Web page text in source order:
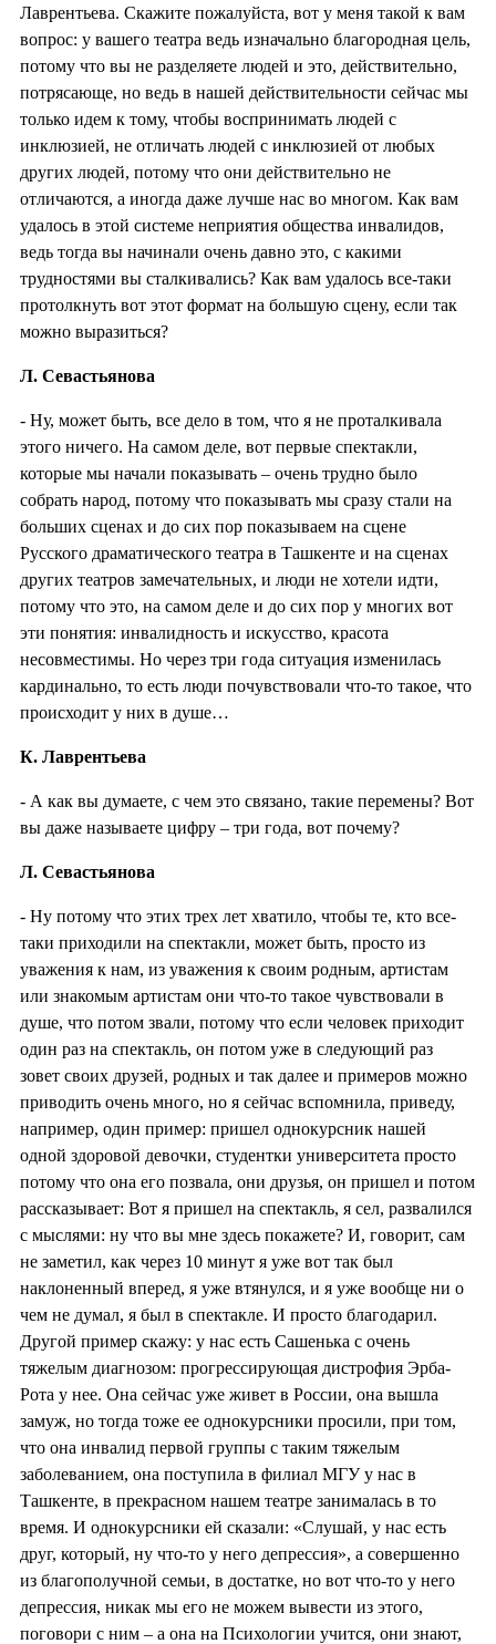
Лаврентьева. Скажите пожалуйста, вот у меня такой к вам
вопрос: у вашего театра ведь изначально благородная цель,
потому что вы не разделяете людей и это, действительно,
потрясающе, но ведь в нашей действительности сейчас мы
только идем к тому, чтобы воспринимать людей с
инклюзией, не отличать людей с инклюзией от любых
других людей, потому что они действительно не
отличаются, а иногда даже лучше нас во многом. Как вам
удалось в этой системе неприятия общества инвалидов,
ведь тогда вы начинали очень давно это, с какими
трудностями вы сталкивались? Как вам удалось все-таки
протолкнуть вот этот формат на большую сцену, если так
можно выразиться?
Л. Севастьянова
- Ну, может быть, все дело в том, что я не проталкивала
этого ничего. На самом деле, вот первые спектакли,
которые мы начали показывать – очень трудно было
собрать народ, потому что показывать мы сразу стали на
больших сценах и до сих пор показываем на сцене
Русского драматического театра в Ташкенте и на сценах
других театров замечательных, и люди не хотели идти,
потому что это, на самом деле и до сих пор у многих вот
эти понятия: инвалидность и искусство, красота
несовместимы. Но через три года ситуация изменилась
кардинально, то есть люди почувствовали что-то такое, что
происходит у них в душе…
К. Лаврентьева
- А как вы думаете, с чем это связано, такие перемены? Вот
вы даже называете цифру – три года, вот почему?
Л. Севастьянова
- Ну потому что этих трех лет хватило, чтобы те, кто все-
таки приходили на спектакли, может быть, просто из
уважения к нам, из уважения к своим родным, артистам
или знакомым артистам они что-то такое чувствовали в
душе, что потом звали, потому что если человек приходит
один раз на спектакль, он потом уже в следующий раз
зовет своих друзей, родных и так далее и примеров можно
приводить очень много, но я сейчас вспомнила, приведу,
например, один пример: пришел однокурсник нашей
одной здоровой девочки, студентки университета просто
потому что она его позвала, они друзья, он пришел и потом
рассказывает: Вот я пришел на спектакль, я сел, развалился
с мыслями: ну что вы мне здесь покажете? И, говорит, сам
не заметил, как через 10 минут я уже вот так был
наклоненный вперед, я уже втянулся, и я уже вообще ни о
чем не думал, я был в спектакле. И просто благодарил.
Другой пример скажу: у нас есть Сашенька с очень
тяжелым диагнозом: прогрессирующая дистрофия Эрба-
Рота у нее. Она сейчас уже живет в России, она вышла
замуж, но тогда тоже ее однокурсники просили, при том,
что она инвалид первой группы с таким тяжелым
заболеванием, она поступила в филиал МГУ у нас в
Ташкенте, в прекрасном нашем театре занималась в то
время. И однокурсники ей сказали: «Слушай, у нас есть
друг, который, ну что-то у него депрессия», а совершенно
из благополучной семьи, в достатке, но вот что-то у него
депрессия, никак мы его не можем вывести из этого,
поговори с ним – а она на Психологии учится, они знают,